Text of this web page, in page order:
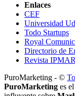
Enlaces
CEF
Universidad
Todo Startups
Royal
Directorio de
Revista
PuroMarketing - ©
PuroMarketing es el